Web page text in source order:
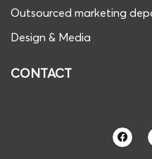
Outsourced marketing
Design & Media
CONTACT